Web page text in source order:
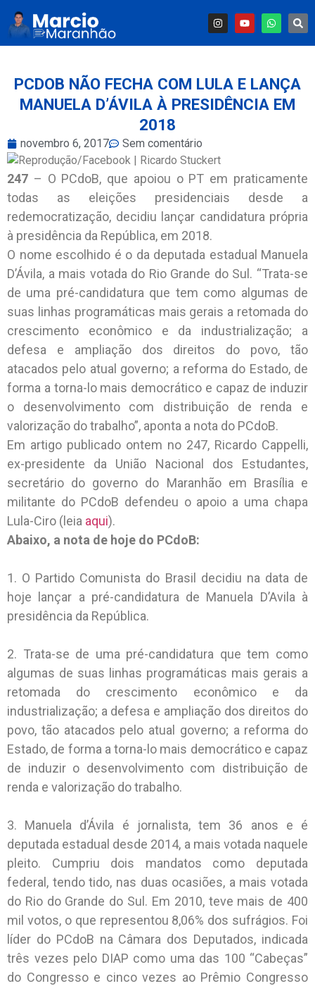
PCDOB NÃO FECHA COM LULA E LANÇA
MANUELA D’ÁVILA À PRESIDÊNCIA EM
2018
novembro 6, 2017 Sem comentário
247 – O PCdoB, que apoiou o PT em praticamente
todas as eleições presidenciais desde a
redemocratização, decidiu lançar candidatura própria
à presidência da República, em 2018.
O nome escolhido é o da deputada estadual Manuela
D’Ávila, a mais votada do Rio Grande do Sul. “Trata-se
de uma pré-candidatura que tem como algumas de
suas linhas programáticas mais gerais a retomada do
crescimento econômico e da industrialização; a
defesa e ampliação dos direitos do povo, tão
atacados pelo atual governo; a reforma do Estado, de
forma a torna-lo mais democrático e capaz de induzir
o desenvolvimento com distribuição de renda e
valorização do trabalho”, aponta a nota do PCdoB.
Em artigo publicado ontem no 247, Ricardo Cappelli,
ex-presidente da União Nacional dos Estudantes,
secretário do governo do Maranhão em Brasília e
militante do PCdoB defendeu o apoio a uma chapa
Lula-Ciro (leia aqui).
Abaixo, a nota de hoje do PCdoB:
1. O Partido Comunista do Brasil decidiu na data de
hoje lançar a pré-candidatura de Manuela D’Avila à
presidência da República.
2. Trata-se de uma pré-candidatura que tem como
algumas de suas linhas programáticas mais gerais a
retomada do crescimento econômico e da
industrialização; a defesa e ampliação dos direitos do
povo, tão atacados pelo atual governo; a reforma do
Estado, de forma a torna-lo mais democrático e capaz
de induzir o desenvolvimento com distribuição de
renda e valorização do trabalho.
3. Manuela d’Ávila é jornalista, tem 36 anos e é
deputada estadual desde 2014, a mais votada naquele
pleito. Cumpriu dois mandatos como deputada
federal, tendo tido, nas duas ocasiões, a mais votada
do Rio do Grande do Sul. Em 2010, teve mais de 400
mil votos, o que representou 8,06% dos sufrágios. Foi
líder do PCdoB na Câmara dos Deputados, indicada
três vezes pelo DIAP como uma das 100 “Cabeças”
do Congresso e cinco vezes ao Prêmio Congresso